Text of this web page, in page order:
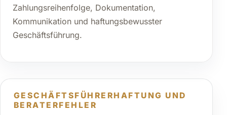
Zahlungsreihenfolge, Dokumentation,
Kommunikation und haftungsbewusster
Geschäftsführung.
GESCHÄFTSFÜHRERHAFTUNG UND
BERATERFEHLER